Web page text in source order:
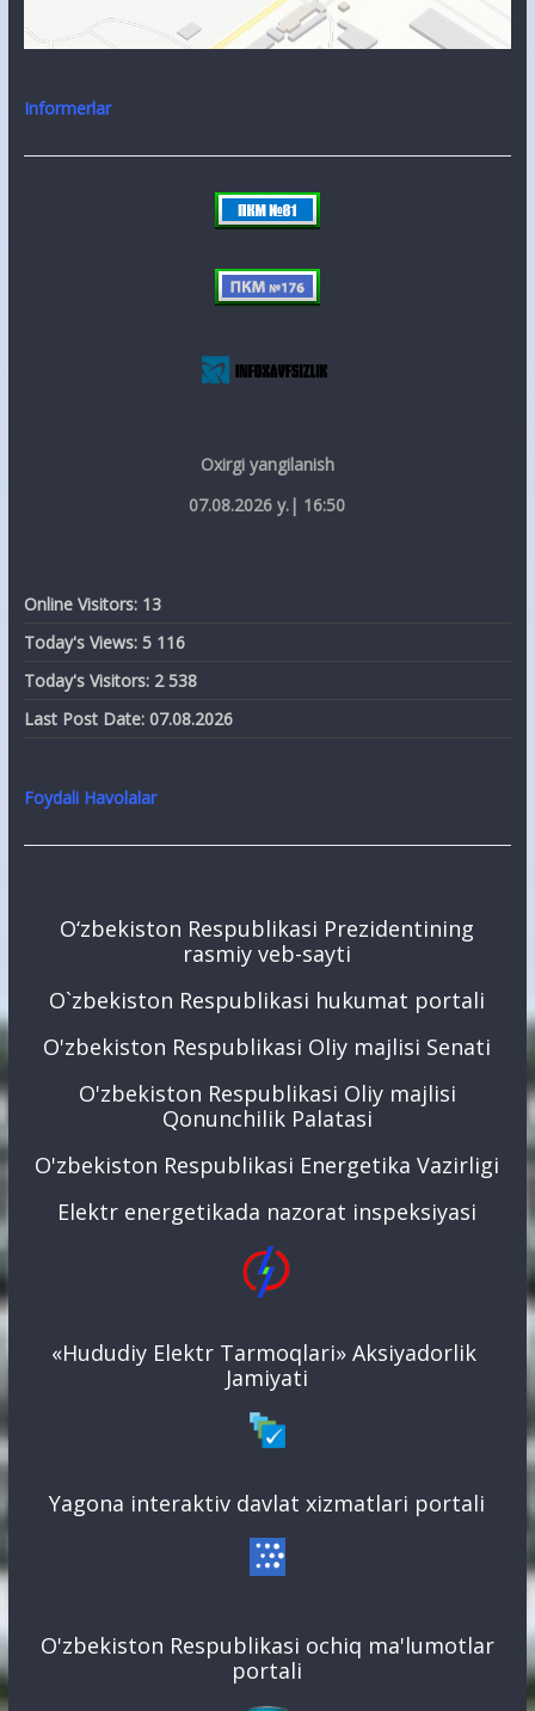
Informerlar
Oxirgi yangilanish
07.08.2026 y.| 16:50
Online Visitors: 13
Today's Views: 5 116
Today's Visitors: 2 538
Last Post Date: 07.08.2026
Foydali Havolalar
O‘zbekiston Respublikasi Prezidentining
rasmiy veb-sayti
O`zbekiston Respublikasi hukumat portali
O'zbekiston Respublikasi Oliy majlisi Senati
O'zbekiston Respublikasi Oliy majlisi
Qonunchilik Palatasi
O'zbekiston Respublikasi Energetika Vazirligi
Elektr energetikada nazorat inspeksiyasi
«Hududiy Elektr Tarmoqlari» Aksiyadorlik
Jamiyati
Yagona interaktiv davlat xizmatlari portali
O'zbekiston Respublikasi ochiq ma'lumotlar
portali